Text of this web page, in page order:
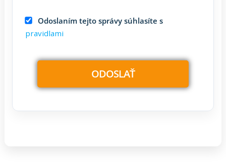
Odoslaním tejto správy súhlasíte s
pravidlami